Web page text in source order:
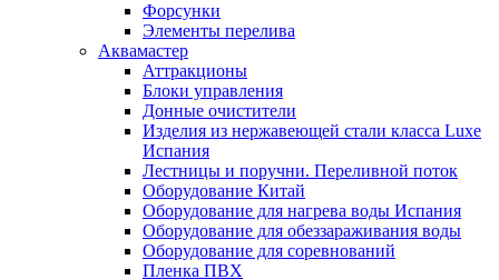
Форсунки
Элементы перелива
Аквамастер
Аттракционы
Блоки управления
Донные очистители
Изделия из нержавеющей стали класса Luxe
Испания
Лестницы и поручни. Переливной поток
Оборудование Китай
Оборудование для нагрева воды Испания
Оборудование для обеззараживания воды
Оборудование для соревнований
Пленка ПВХ